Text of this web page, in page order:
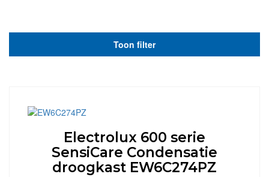
Toon filter
Electrolux 600 serie
SensiCare Condensatie
droogkast EW6C274PZ